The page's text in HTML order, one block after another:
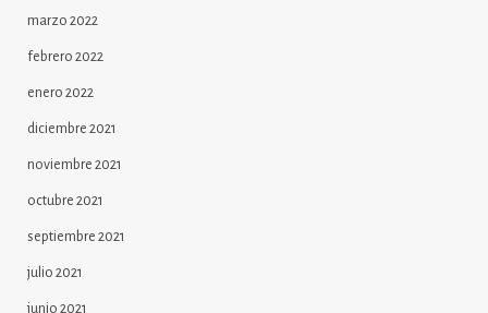
marzo 2022
febrero 2022
enero 2022
diciembre 2021
noviembre 2021
octubre 2021
septiembre 2021
julio 2021
junio 2021